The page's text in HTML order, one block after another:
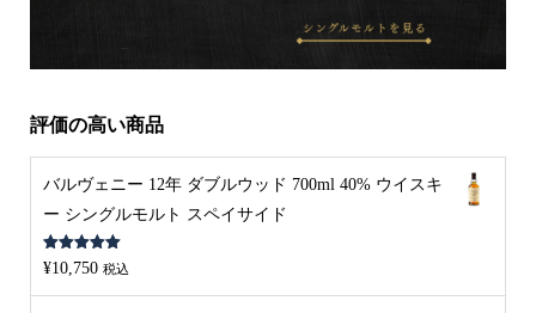
評価の高い商品
バルヴェニー 12年 ダブルウッド 700ml 40% ウイスキ
ー シングルモルト スペイサイド
5段階中5.00
の評価
¥10,750 税込